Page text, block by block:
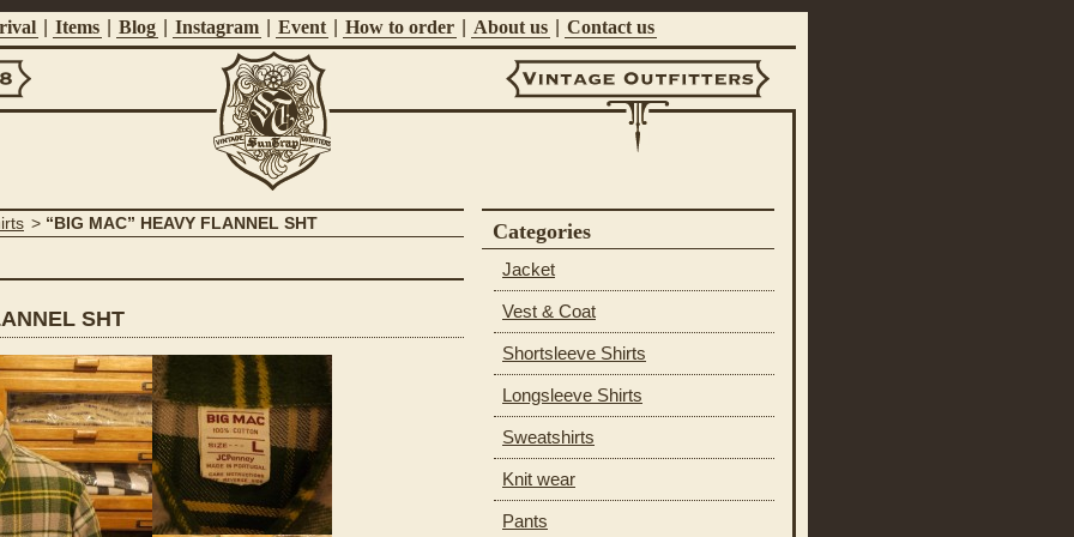
Items Blog Instagram Event How to order About us Contact us
Suntrap
> “BIG MAC” HEAVY FLANNEL SHT
SHT
Categories
Jacket
Vest & Coat
Shortsleeve Shirts
Longsleeve Shirts
Sweatshirts
Knit wear
Pants